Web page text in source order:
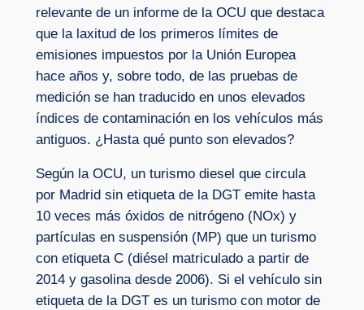
relevante de un informe de la OCU que destaca
que la laxitud de los primeros límites de
emisiones impuestos por la Unión Europea
hace años y, sobre todo, de las pruebas de
medición se han traducido en unos elevados
índices de contaminación en los vehículos más
antiguos. ¿Hasta qué punto son elevados?
Según la OCU, un turismo diesel que circula
por Madrid sin etiqueta de la DGT emite hasta
10 veces más óxidos de nitrógeno (NOx) y
partículas en suspensión (MP) que un turismo
con etiqueta C (diésel matriculado a partir de
2014 y gasolina desde 2006). Si el vehículo sin
etiqueta de la DGT es un turismo con motor de